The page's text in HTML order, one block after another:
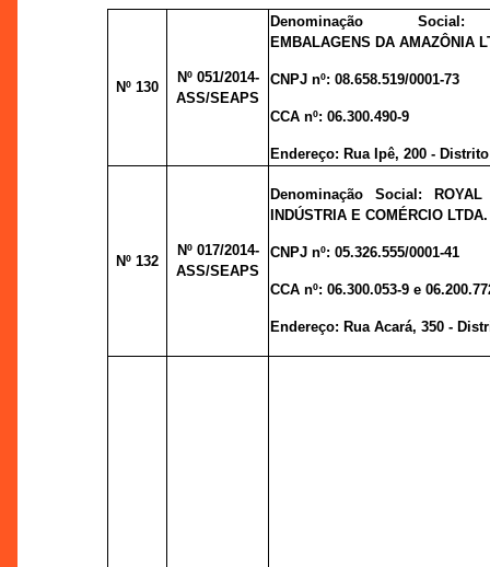
Nº 130
Nº 051/2014-
ASS/SEAPS
Denominação Social:
EMBALAGENS DA AMAZÔNIA
CNPJ nº:08.658.519/0001-73
CCA nº:06.300.490-9
Endereço: Rua Ipê, 200 -
Nº 132
Nº 017/2014-
ASS/SEAPS
Denominação Social:
INDÚSTRIA E COMÉRCIO LTDA.
CNPJ nº:05.326.555/0001-41
CCA nº:06.300.053-9 e
Endereço: Rua Acará, 350 -